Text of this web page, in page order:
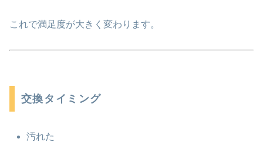
これで満足度が大きく変わります。
交換タイミング
汚れた